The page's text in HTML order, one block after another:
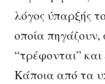
λόγος ύπαρξής
οποία
“τρέφονται”
Κάποια από τα